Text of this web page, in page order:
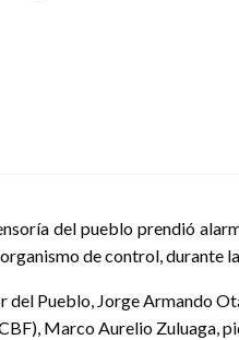
del pueblo prendió
de control, durante
del Pueblo, Jorge Armando
Marco Aurelio Zuluaga,